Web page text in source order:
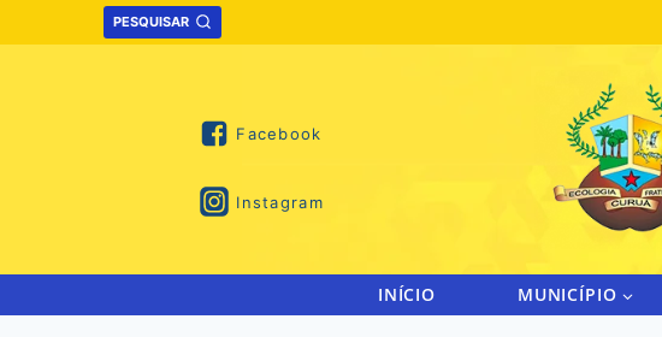
to
PESQUISAR
Facebook
Instagram
INÍCIO MUNICÍPIO